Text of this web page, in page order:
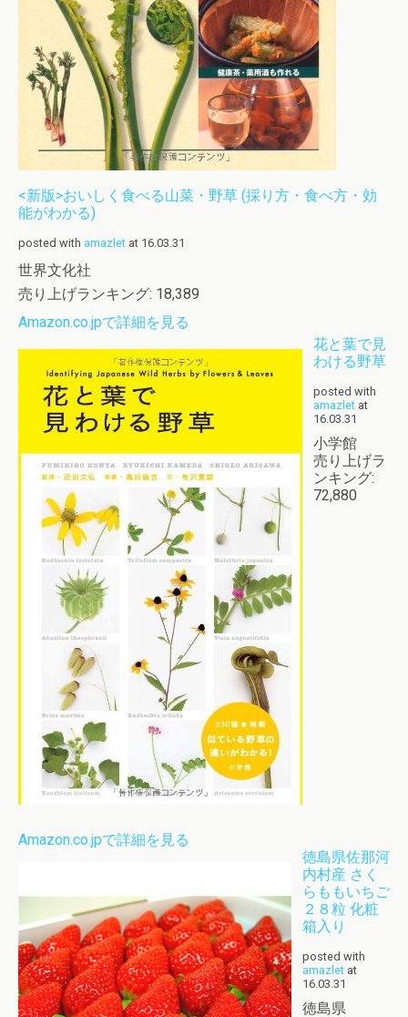
<新版>おいしく食べる山菜・野草 (採り方・食べ方・効
能がわかる)
posted with amazlet at 16.03.31
世界文化社
売り上げランキング: 18,389
Amazon.co.jpで詳細を見る
花と葉で見
わける野草
posted with
amazlet at
16.03.31
小学館
売り上げラ
ンキング:
72,880
Amazon.co.jpで詳細を見る
徳島県佐那河
内村産 さく
らももいちご
２８粒 化粧
箱入り
posted with
amazlet at
16.03.31
徳島県